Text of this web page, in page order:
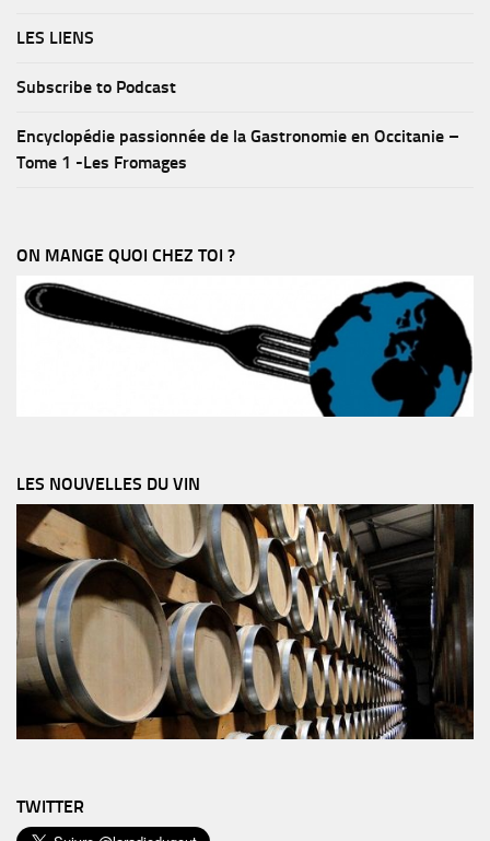
LES LIENS
Subscribe to Podcast
Encyclopédie passionnée de la Gastronomie en Occitanie –
Tome 1 -Les Fromages
ON MANGE QUOI CHEZ TOI ?
LES NOUVELLES DU VIN
TWITTER